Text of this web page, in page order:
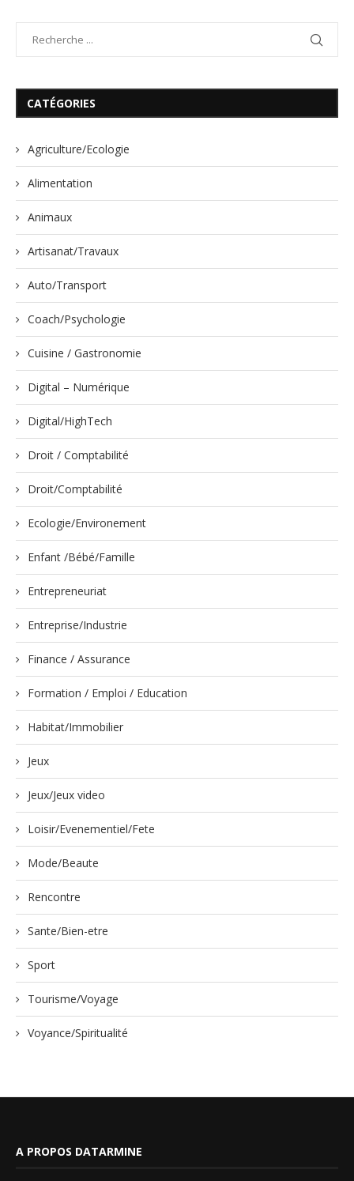
CATÉGORIES
Agriculture/Ecologie
Alimentation
Animaux
Artisanat/Travaux
Auto/Transport
Coach/Psychologie
Cuisine / Gastronomie
Digital – Numérique
Digital/HighTech
Droit / Comptabilité
Droit/Comptabilité
Ecologie/Environement
Enfant /Bébé/Famille
Entrepreneuriat
Entreprise/Industrie
Finance / Assurance
Formation / Emploi / Education
Habitat/Immobilier
Jeux
Jeux/Jeux video
Loisir/Evenementiel/Fete
Mode/Beaute
Rencontre
Sante/Bien-etre
Sport
Tourisme/Voyage
Voyance/Spiritualité
A PROPOS DATARMINE